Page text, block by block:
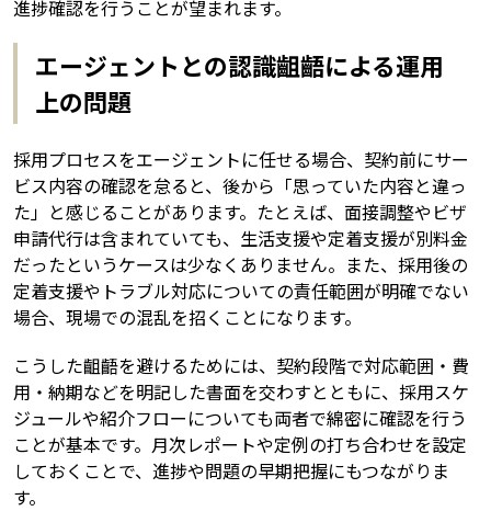
進捗確認を行うことが望まれます。
エージェントとの認識齟齬による運用
上の問題
採用プロセスをエージェントに任せる場合、契約前にサー
ビス内容の確認を怠ると、後から「思っていた内容と違っ
た」と感じることがあります。たとえば、面接調整やビザ
申請代行は含まれていても、生活支援や定着支援が別料金
だったというケースは少なくありません。また、採用後の
定着支援やトラブル対応についての責任範囲が明確でない
場合、現場での混乱を招くことになります。
こうした齟齬を避けるためには、契約段階で対応範囲・費
用・納期などを明記した書面を交わすとともに、採用スケ
ジュールや紹介フローについても両者で綿密に確認を行う
ことが基本です。月次レポートや定例の打ち合わせを設定
しておくことで、進捗や問題の早期把握にもつながりま
す。